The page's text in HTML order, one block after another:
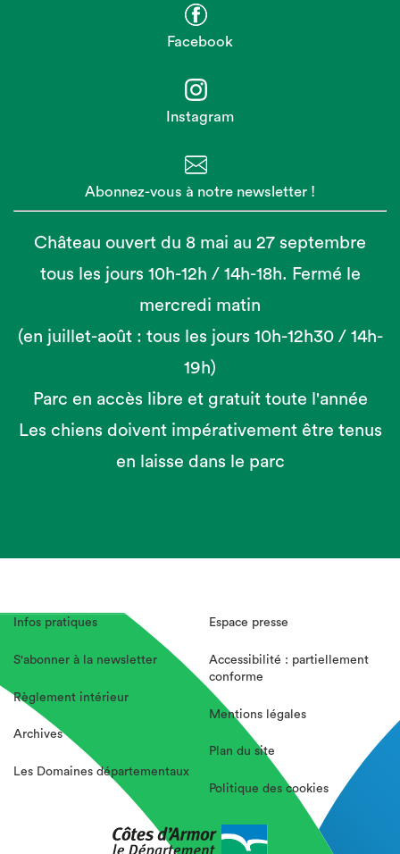
Facebook
Instagram
Abonnez-vous à notre newsletter !
Château ouvert du 8 mai au 27 septembre
tous les jours 10h-12h / 14h-18h. Fermé le
mercredi matin
(en juillet-août : tous les jours 10h-12h30 / 14h-
19h)
Parc en accès libre et gratuit toute l'année
Les chiens doivent impérativement être tenus
en laisse dans le parc
Infos pratiques
S'abonner à la newsletter
Règlement intérieur
Archives
Les Domaines départementaux
Espace presse
Accessibilité : partiellement
conforme
Mentions légales
Plan du site
Politique des cookies